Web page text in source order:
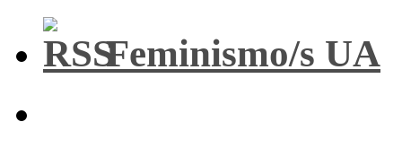
Feminismo/s UA